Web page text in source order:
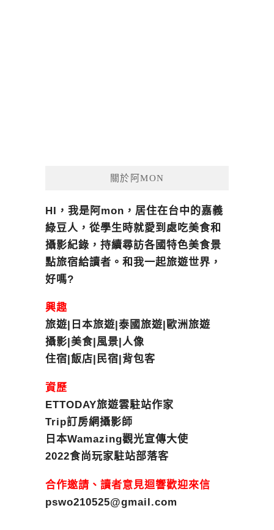
關於阿MON
HI，我是阿mon，居住在台中的嘉義
綠豆人，從學生時就愛到處吃美食和
攝影紀錄，持續尋訪各國特色美食景
點旅宿給讀者。和我一起旅遊世界，
好嗎?
興趣
旅遊|日本旅遊|泰國旅遊|歐洲旅遊
攝影|美食|風景|人像
住宿|飯店|民宿|背包客
資歷
ETTODAY旅遊雲駐站作家
Trip訂房網攝影師
日本Wamazing觀光宣傳大使
2022食尚玩家駐站部落客
合作邀請、讀者意見迴響歡迎來信
pswo210525@gmail.com